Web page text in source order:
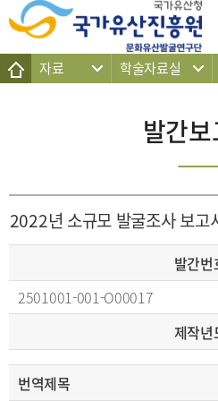
본문 바로
주메뉴 바
하단 바로
자료 학술자료실
발간
2022년 소규모 발굴조사 보
발간번
2501001-001-O00017
제작년
번역제목